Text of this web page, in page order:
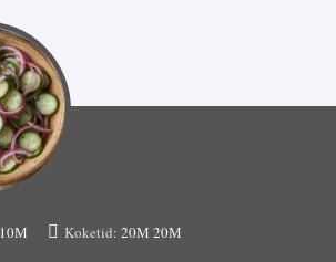
10М Koketid: 20М 20М